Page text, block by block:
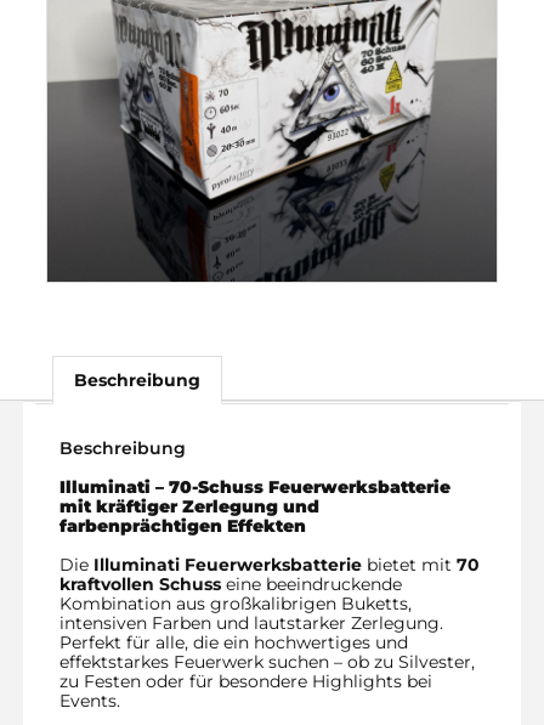
Beschreibung
Beschreibung
Illuminati – 70-Schuss Feuerwerksbatterie
mit kräftiger Zerlegung und
farbenprächtigen Effekten
Die Illuminati Feuerwerksbatteriebietet mit 70
kraftvollen Schusseine beeindruckende
Kombination aus großkalibrigen Buketts,
intensiven Farben und lautstarker Zerlegung.
Perfekt für alle, die ein hochwertiges und
effektstarkes Feuerwerk suchen – ob zu Silvester,
zu Festen oder für besondere Highlights bei
Events.